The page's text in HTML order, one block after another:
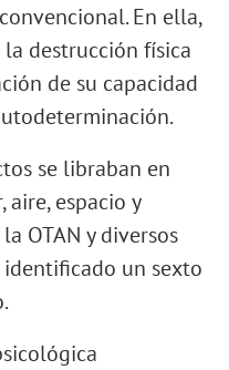
En ella,
destrucción física
de su capacidad
se libraban en
aire, espacio y
OTAN y diversos
un sexto